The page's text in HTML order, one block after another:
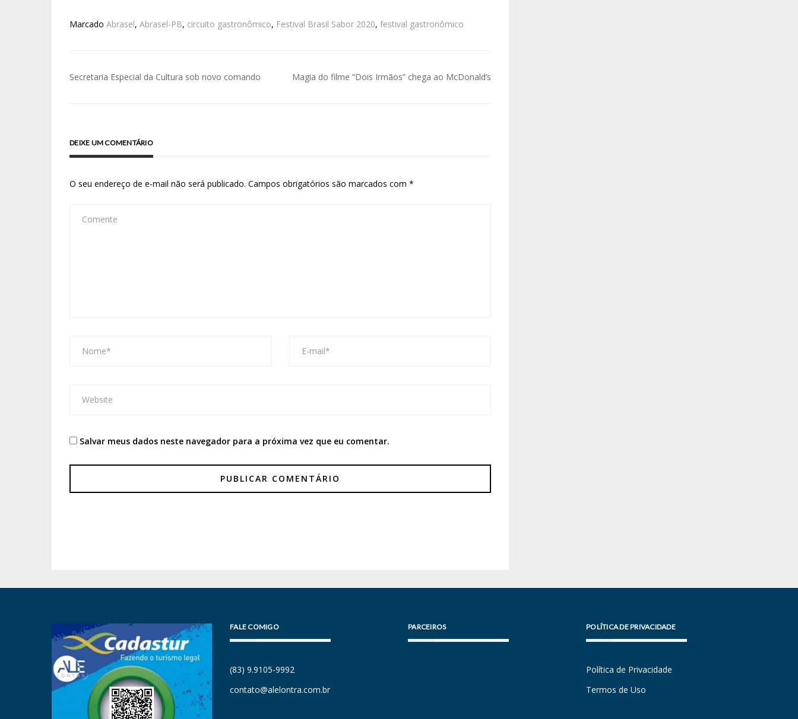
Marcado Abrasel, Abrasel-PB, circuito gastronômico, Festival Brasil Sabor 2020, festival gastronômico
Secretaria Especial da Cultura sob novo comando Magia do filme “Dois Irmãos” chega ao McDonald’s
DEIXE UM COMENTÁRIO
O seu endereço de e-mail não será publicado. Campos obrigatórios são marcados com *
Salvar meus dados neste navegador para a próxima vez que eu comentar.
FALE COMIGO
(83) 9.9105-9992
contato@alelontra.com.br
PARCEIROS POLÍTICA DE PRIVACIDADE
Política de Privacidade
Termos de Uso